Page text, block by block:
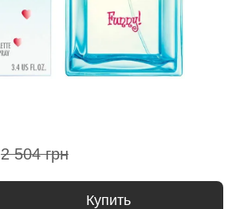
2 504 грн
Купить